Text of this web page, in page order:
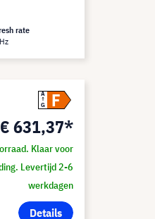
rate
A
G
F
€ 631,37*
Klaar voor
Levertijd 2-6
werkdagen
Details